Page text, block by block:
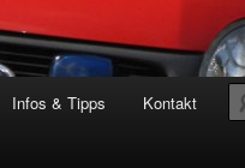
Infos & Tipps Kontakt